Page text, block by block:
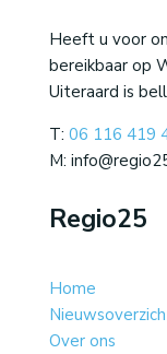
Heeft u voor
bereikbaar op
Uiteraard is
T: 06 116 419
M:
Regio25
Home
Over ons